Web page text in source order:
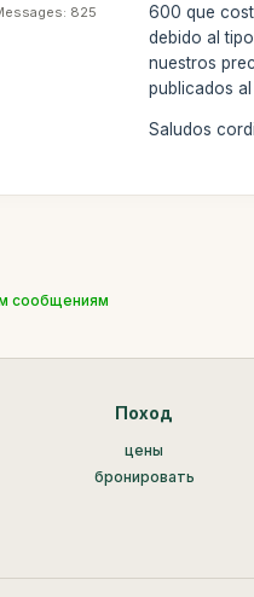
825
600 que
debido al
nuestros
publicados
Saludos
сообщениям
Поход
цены
бронировать